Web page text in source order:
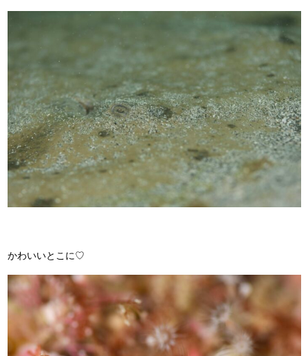
かわいいとこに♡